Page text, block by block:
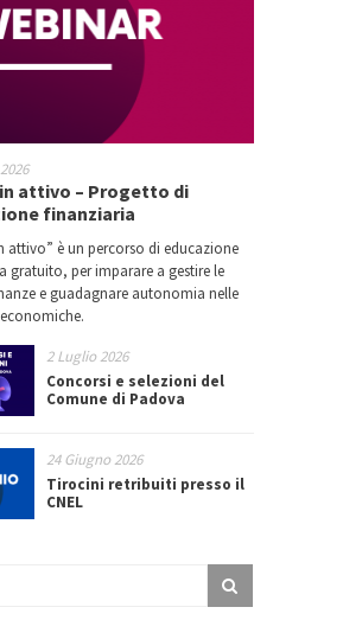
attivo – Progetto di
finanziaria
attivo” è un percorso di educazione
gratuito, per imparare a gestire le
e guadagnare autonomia nelle
2 Luglio 2026
Concorsi e selezioni del
Comune di Padova
24 Giugno 2026
Tirocini retribuiti presso il
CNEL